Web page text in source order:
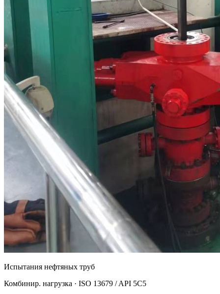
Испытания нефтяных труб
Комбинир. нагрузка · ISO 13679 / API 5C5